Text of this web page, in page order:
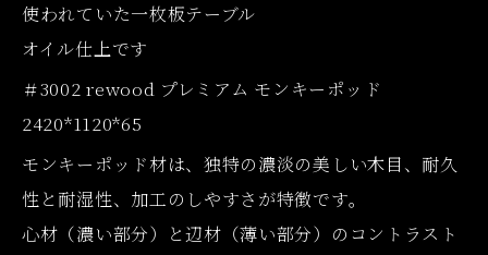
使われていた一枚板テーブル
オイル仕上です
＃3002 rewood プレミアム モンキーポッド
2420*1120*65
モンキーポッド材は、独特の濃淡の美しい木目、耐久
性と耐湿性、加工のしやすさが特徴です。
心材（濃い部分）と辺材（薄い部分）のコントラスト